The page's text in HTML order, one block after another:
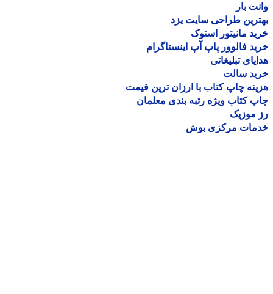
بار
طراحی سایت یزد
مانیتور استوک
فالوور پاپ آپ اینستاگرام
تبلیغاتی
سالت
چاپ کتاب با ارزان ترین قیمت
کتاب ویژه رتبه بندی معلمان
موزیک
مرکزی بوش